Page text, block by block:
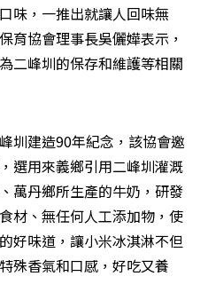
味，一推出就讓人回味無
育協會理事長吳儷嬅表示，
二峰圳的保存和維護等相關
圳建造90年紀念，該協會邀
選用來義鄉引用二峰圳灌溉
萬丹鄉所生產的牛奶，研發
材、無任何人工添加物，使
好味道，讓小米冰淇淋不但
殊香氣和口感，好吃又養